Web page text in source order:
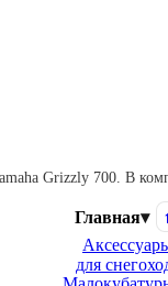
Grizzly 700. В
Главная▾
для